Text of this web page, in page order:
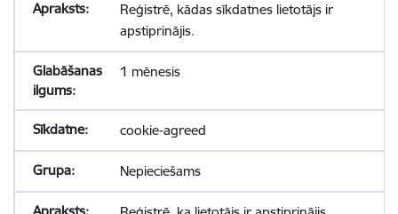
Reģistrē, kādas sīkdatnes lietotājs ir
apstiprinājis.
1 mēnesis
cookie-agreed
Nepieciešams